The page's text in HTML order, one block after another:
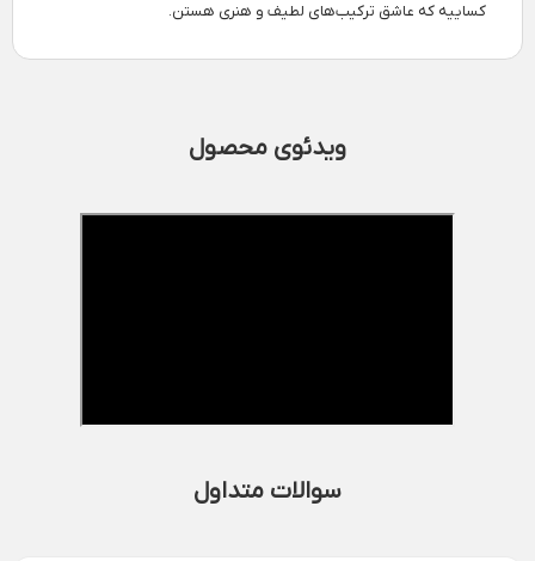
کساییه که عاشق ترکیب‌های لطیف و هنری هستن.
ویدئوی محصول
سوالات متداول